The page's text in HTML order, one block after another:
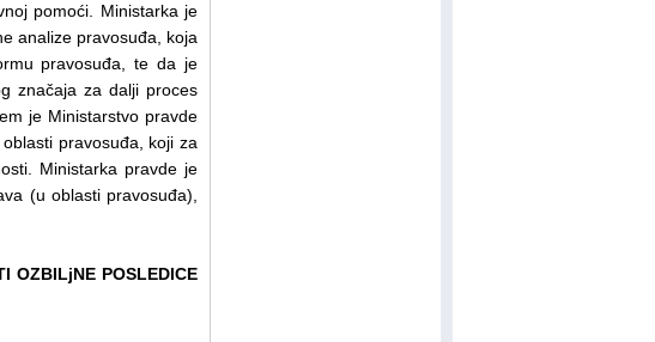
pomoći. Ministarka je
analize pravosuđa, koja
pravosuđa, te da je
značaja za dalji proces
je Ministarstvo pravde
pravosuđa, koji za
Ministarka pravde je
(u oblasti pravosuđa),
OZBILjNE POSLEDICE